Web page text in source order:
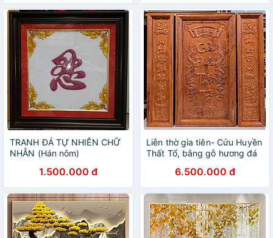
TRANH ĐÁ TỰ NHIÊN CHỮ
NHẪN (Hán nôm)
1.500.000 đ
Liễn thờ gia tiên- Cửu Huyền
Thất Tổ, bằng gỗ hương đá
6.500.000 đ